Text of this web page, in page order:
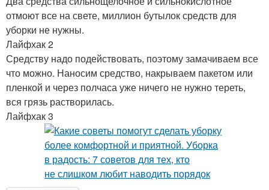
отмоют все на свете, миллион бутылок средств для
уборки не нужны.
Лайфхак 2
Средству надо подействовать, поэтому замачиваем все
что можно. Наносим средство, накрываем пакетом или
пленкой и через полчаса уже ничего не нужно тереть,
вся грязь растворилась.
Лайфхак 3